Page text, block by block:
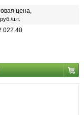
цена,
руб./шт.
022.40